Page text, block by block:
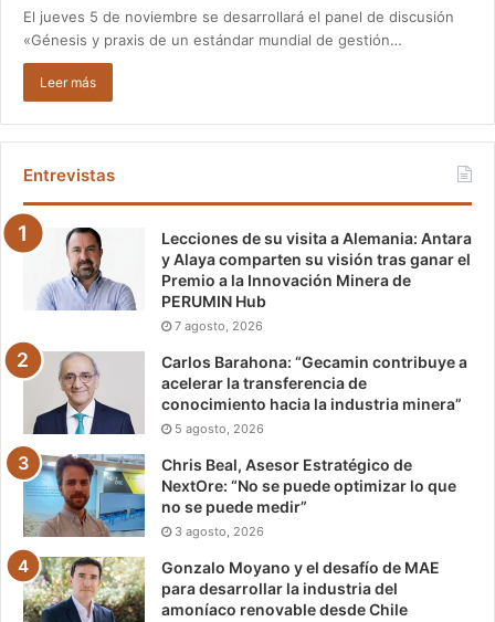
El jueves 5 de noviembre se desarrollará el panel de discusión
«Génesis y praxis de un estándar mundial de gestión…
Leer más
Entrevistas
Lecciones de su visita a Alemania: Antara
y Alaya comparten su visión tras ganar el
Premio a la Innovación Minera de
PERUMIN Hub
7 agosto, 2026
Carlos Barahona: “Gecamin contribuye a
acelerar la transferencia de
conocimiento hacia la industria minera”
5 agosto, 2026
Chris Beal, Asesor Estratégico de
NextOre: “No se puede optimizar lo que
no se puede medir”
3 agosto, 2026
Gonzalo Moyano y el desafío de MAE
para desarrollar la industria del
amoníaco renovable desde Chile